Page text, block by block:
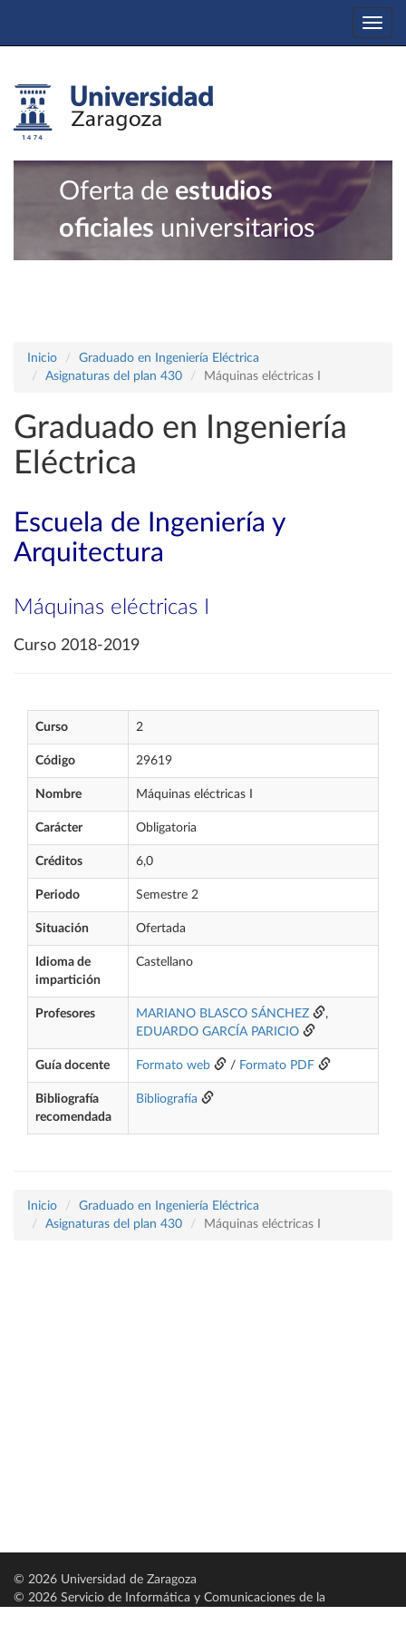
Oferta de estudios
oficiales universitarios
Inicio
Graduado en Ingeniería Eléctrica
Asignaturas del plan 430
Máquinas eléctricas I
Graduado en Ingeniería
Eléctrica
Escuela de Ingeniería y
Arquitectura
Máquinas eléctricas I
Curso 2018-2019
Curso 2
Código 29619
Nombre Máquinas eléctricas I
Carácter Obligatoria
Créditos 6,0
Periodo Semestre 2
Situación Ofertada
Idioma de
impartición
Castellano
Profesores MARIANO BLASCO SÁNCHEZ
,
EDUARDO GARCÍA PARICIO
Guía docente Formato web / Formato PDF
Bibliografía
recomendada
Bibliografía
Inicio
Graduado en Ingeniería Eléctrica
Asignaturas del plan 430
Máquinas eléctricas I
© 2026 Universidad de Zaragoza
© 2026 Servicio de Informática y Comunicaciones de la